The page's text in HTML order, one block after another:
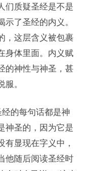
们质疑圣经是不是
了圣经的内义。
，这层含义被包裹
身体里面。内义赋
的神性与神圣，甚
。
的每句话都是神
神圣的，因为它是
有显现在字义中，
他随后阅读圣经时